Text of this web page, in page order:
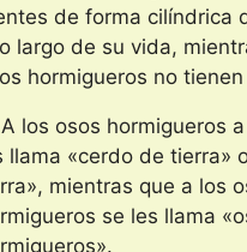
de forma cilíndrica
largo de su vida,
hormigueros no
A los osos hormigueros
llama «cerdo de tierra»
mientras que a los
se les llama